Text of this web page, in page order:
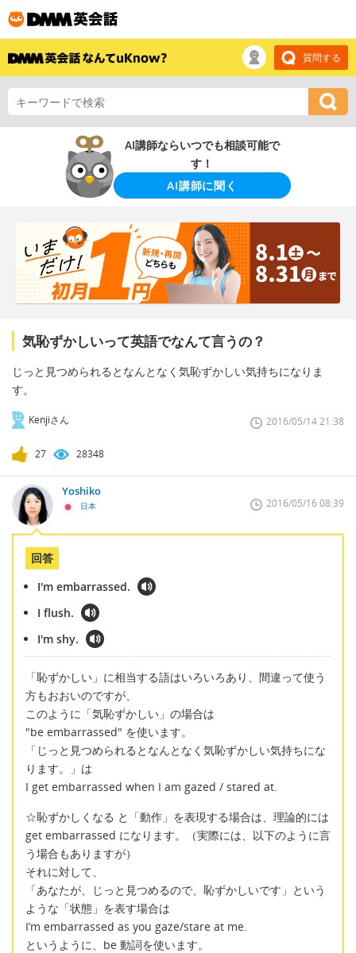
質問する
AI講師ならいつでも相談可能で
す！
AI講師に聞く
気恥ずかしいって英語でなんて言うの？
じっと見つめられるとなんとなく気恥ずかしい気持ちになりま
す。
Kenjiさん 2016/05/14 21:38
27 28348
Yoshiko
日本 2016/05/16 08:39
回答
I'm embarrassed.
I flush.
I'm shy.
「恥ずかしい」に相当する語はいろいろあり、間違って使う
方もおおいのですが、
このように「気恥ずかしい」の場合は
"be embarrassed" を使います。
「じっと見つめられるとなんとなく気恥ずかしい気持ちにな
ります。」は
I get embarrassed when I am gazed / stared at.
☆恥ずかしくなる と「動作」を表現する場合は、理論的には
get embarrassed になります。（実際には、以下のように言
う場合もありますが）
それに対して、
「あなたが、じっと見つめるので、恥ずかしいです」という
ような「状態」を表す場合は
I’m embarrassed as you gaze/stare at me.
というように、be 動詞を使います。